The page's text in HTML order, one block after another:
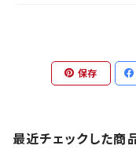
保存
最近チェックした商